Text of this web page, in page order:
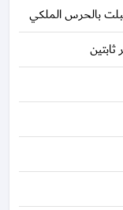
بالحرس الملكي